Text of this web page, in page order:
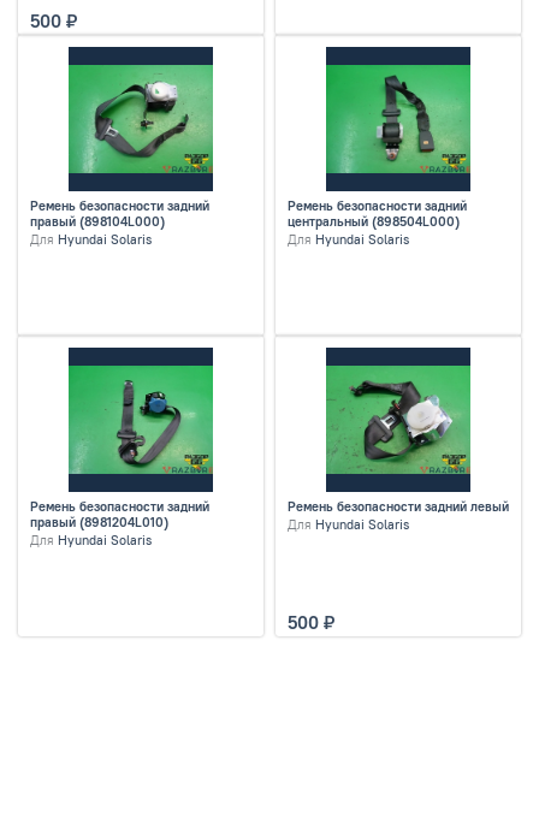
500
Ремень безопасности задний
правый (898104L000)
Для Hyundai Solaris
Ремень безопасности задний
центральный (898504L000)
Для Hyundai Solaris
Ремень безопасности задний
правый (8981204L010)
Для Hyundai Solaris
Ремень безопасности задний левый
Для Hyundai Solaris
500